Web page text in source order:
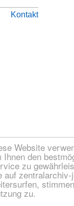
Website
Ihnen den
zu
auf zentralarchiv-
zu.
Kontakt